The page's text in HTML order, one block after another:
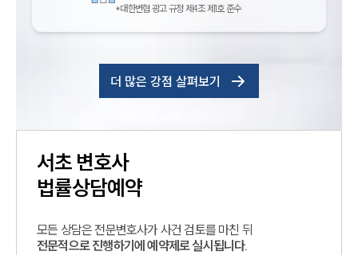
*대한변협 광고 규정 제4조 제1호 준수
더 많은 강점 살펴보기
서초 변호사
법률상담예약
모든 상담은 전문변호사가 사건 검토를 마친 뒤
전문적으로 진행하기에 예약제로 실시됩니다.